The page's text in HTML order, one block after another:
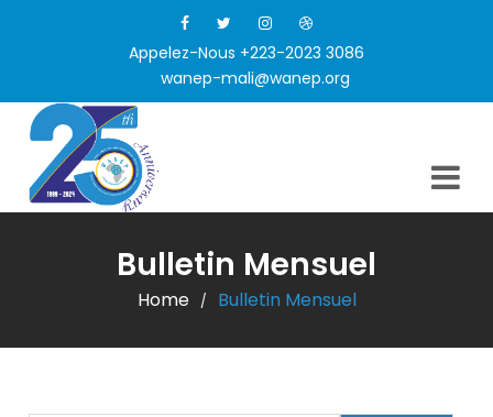
Appelez-Nous +223-2023 3086
wanep-mali@wanep.org
Bulletin Mensuel
Home / Bulletin Mensuel